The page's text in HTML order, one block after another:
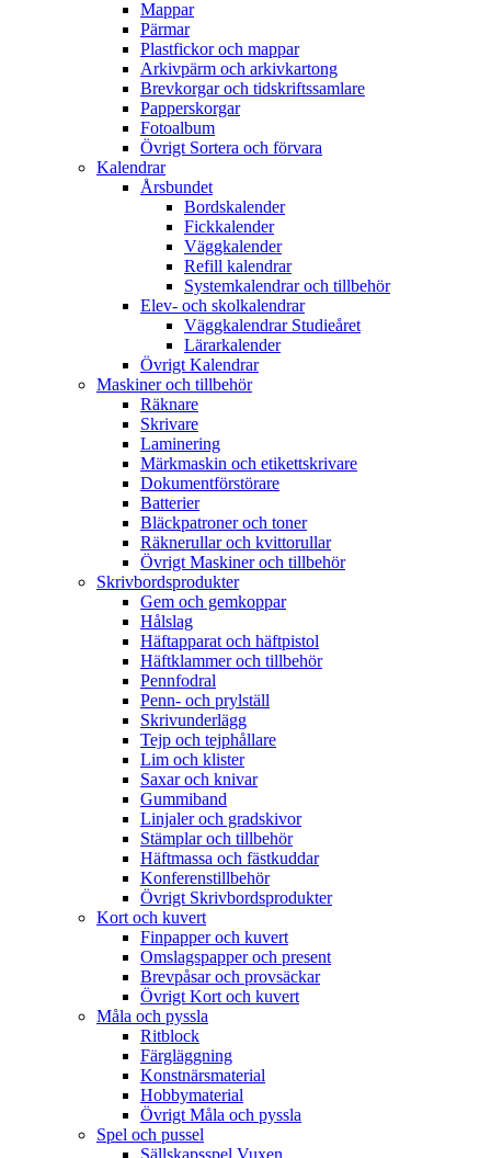
Mappar
Pärmar
Plastfickor och mappar
Arkivpärm och arkivkartong
Brevkorgar och tidskriftssamlare
Papperskorgar
Fotoalbum
Övrigt Sortera och förvara
Kalendrar
Årsbundet
Bordskalender
Fickkalender
Väggkalender
Refill kalendrar
Systemkalendrar och tillbehör
Elev- och skolkalendrar
Väggkalendrar Studieåret
Lärarkalender
Övrigt Kalendrar
Maskiner och tillbehör
Räknare
Skrivare
Laminering
Märkmaskin och etikettskrivare
Dokumentförstörare
Batterier
Bläckpatroner och toner
Räknerullar och kvittorullar
Övrigt Maskiner och tillbehör
Skrivbordsprodukter
Gem och gemkoppar
Hålslag
Häftapparat och häftpistol
Häftklammer och tillbehör
Pennfodral
Penn- och prylställ
Skrivunderlägg
Tejp och tejphållare
Lim och klister
Saxar och knivar
Gummiband
Linjaler och gradskivor
Stämplar och tillbehör
Häftmassa och fästkuddar
Konferenstillbehör
Övrigt Skrivbordsprodukter
Kort och kuvert
Finpapper och kuvert
Omslagspapper och present
Brevpåsar och provsäckar
Övrigt Kort och kuvert
Måla och pyssla
Ritblock
Färgläggning
Konstnärsmaterial
Hobbymaterial
Övrigt Måla och pyssla
Spel och pussel
Sällskapsspel Vuxen